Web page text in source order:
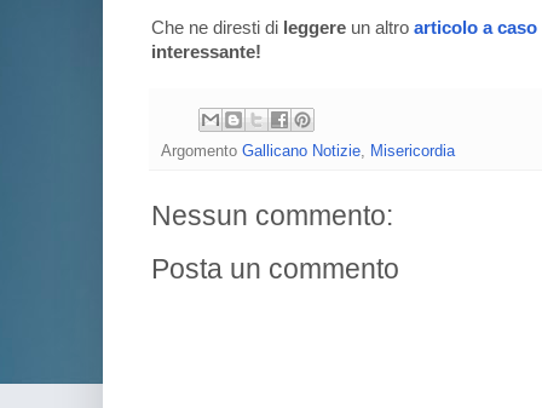
Che ne diresti di leggere un altro articolo a caso
interessante!
Argomento Gallicano Notizie Misericordia
Nessun commento:
Posta un commento